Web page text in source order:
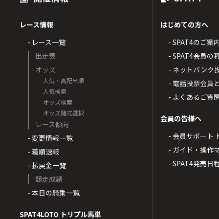
レース情報
- レース一覧
出走表
オッズ
人気・高配当順
人気検索
オッズ検索
オッズ賭式選択
レース傾向
- 変更情報一覧
- 着順速報
- 払戻金一覧
競走成績
- 本日の騎乗一覧
SPAT4LOTO トリプル馬単
はじめての方へ
- SPAT4のご案
- SPAT4会員の
- ネットバンク
- 電話投票会員
- よくあるご質
会員の皆様へ
- 会員サポート
- ガイド・操作
- SPAT4発売日